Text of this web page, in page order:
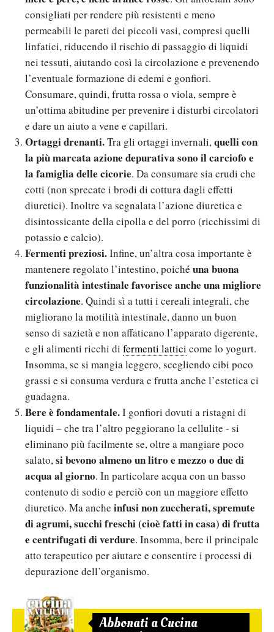
consigliati per rendere più resistenti e meno
permeabili le pareti dei piccoli vasi, compresi quelli
linfatici, riducendo il rischio di passaggio di liquidi
nei tessuti, aiutando così la circolazione e prevenendo
l’eventuale formazione di edemi e gonfiori.
Consumare, quindi, frutta rossa o viola, sempre è
un’ottima abitudine per prevenire i disturbi circolatori
e dare un aiuto a vene e capillari.
Ortaggi drenanti.Tra gli ortaggi invernali,quelli con
la più marcata azione depurativa sono il carciofo e
la famiglia delle cicorie. Da consumare sia crudi che
cotti (non sprecate i brodi di cottura dagli effetti
diuretici). Inoltre va segnalata l’azione diuretica e
disintossicante della cipolla e del porro (ricchissimi di
potassio e calcio).
Fermenti preziosi.Infine, un’altra cosa importante è
mantenere regolato l’intestino, poiché una buona
funzionalità intestinale favorisce anche una migliore
circolazione. Quindi sì a tutti i cereali integrali, che
migliorano la motilità intestinale, danno un buon
senso di sazietà e non affaticano l’apparato digerente,
e gli alimenti ricchi di fermenti lattici come lo yogurt.
Insomma, se si mangia leggero, scegliendo cibi poco
grassi e si consuma verdura e frutta anche l’estetica ci
guadagna.
Bere è fondamentale.I gonfiori dovuti a ristagni di
liquidi – che tra l’altro peggiorano la cellulite - si
eliminano più facilmente se, oltre a mangiare poco
salato,si bevono almeno un litro e mezzo o due di
acqua al giorno. In particolare acqua con un basso
contenuto di sodio e perciò con un maggiore effetto
diuretico. Ma anche infusi non zuccherati, spremute
di agrumi, succhi freschi (cioè fatti in casa) di frutta
e centrifugati di verdure. Insomma, bere il principale
atto terapeutico per aiutare e consentire i processi di
depurazione dell’organismo.
Abbonati a Cucina